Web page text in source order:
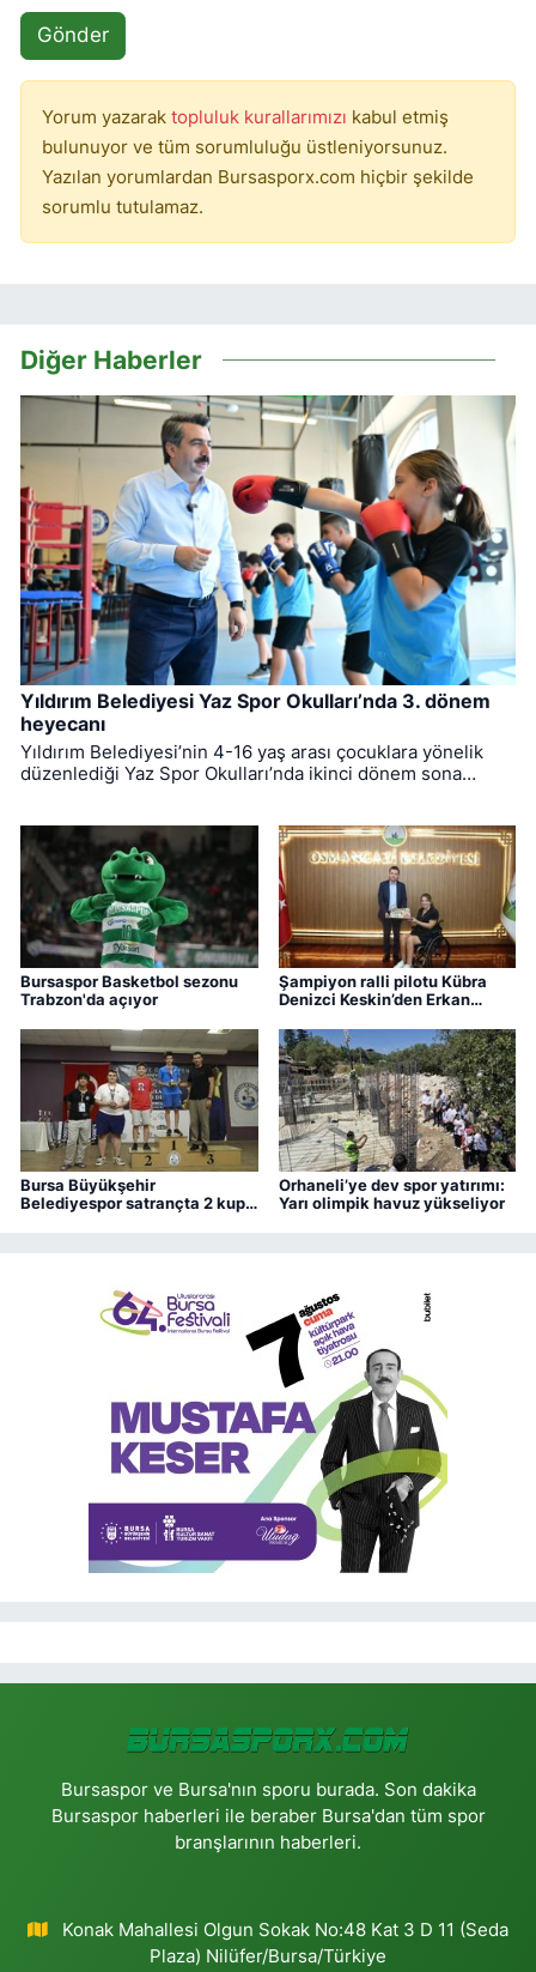
Gönder
Yorum yazarak topluluk kurallarımızı kabul etmiş
bulunuyor ve tüm sorumluluğu üstleniyorsunuz.
Yazılan yorumlardan Bursasporx.com hiçbir şekilde
sorumlu tutulamaz.
Diğer Haberler
Yıldırım Belediyesi Yaz Spor Okulları’nda 3. dönem
heyecanı
Yıldırım Belediyesi’nin 4-16 yaş arası çocuklara yönelik
düzenlediği Yaz Spor Okulları’nda ikinci dönem sona
Bursaspor Basketbol sezonu
Trabzon'da açıyor
Şampiyon ralli pilotu Kübra
Denizci Keskin’den Erkan
Bursa Büyükşehir
Belediyespor satrançta 2 kupa
Orhaneli’ye dev spor yatırımı:
Yarı olimpik havuz yükseliyor
Bursaspor ve Bursa'nın sporu burada. Son dakika
Bursaspor haberleri ile beraber Bursa'dan tüm spor
branşlarının haberleri.
Konak Mahallesi Olgun Sokak No:48 Kat 3 D 11 (Seda
Plaza) Nilüfer/Bursa/Türkiye